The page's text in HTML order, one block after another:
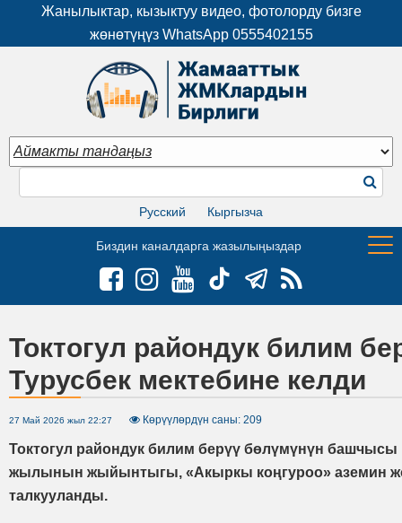
Жанылыктар, кызыктуу видео, фотолорду бизге
жөнөтүңүз WhatsApp 0555402155
Русский Кыргызча
Биздин каналдарга жазылыңыздар
Токтогул райондук билим
Турусбек мектебине келди
27 Май 2026 жыл 22:27 Көрүүлөрдүн саны: 209
Токтогул райондук билим берүү бөлүмүнүн
жылынын жыйынтыгы, «Акыркы коңгуроо» аземин
талкууланды.